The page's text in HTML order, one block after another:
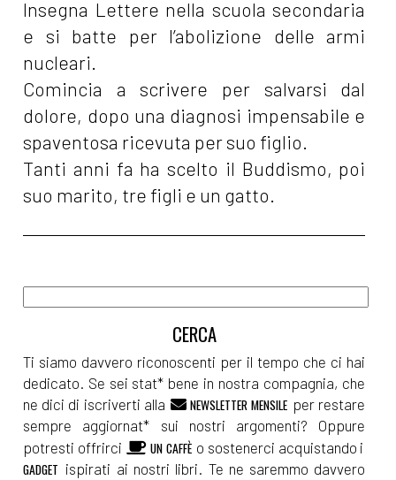
Insegna Lettere nella scuola secondaria
e si batte per l’abolizione delle armi
nucleari.
Comincia a scrivere per salvarsi dal
dolore, dopo una diagnosi impensabile e
spaventosa ricevuta per suo figlio.
Tanti anni fa ha scelto il Buddismo, poi
suo marito, tre figli e un gatto.
Ti siamo davvero riconoscenti per il tempo che ci hai
dedicato. Se sei stat* bene in nostra compagnia, che
ne dici di iscriverti alla
NEWSLETTER MENSILE per restare
sempre aggiornat* sui nostri argomenti? Oppure
potresti offrirci
UN CAFFÈ o sostenerci acquistando i
GADGET ispirati ai nostri libri. Te ne saremmo davvero